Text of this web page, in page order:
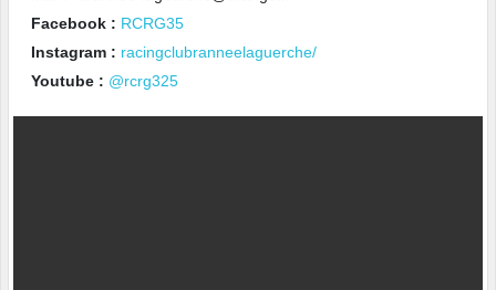
Facebook : RCRG35
Instagram : racingclubranneelaguerche/
Youtube : @rcrg325